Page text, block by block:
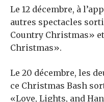
Le 12 décembre, à
autres spectacles
Country Christmas»
Christmas».
Le 20 décembre, les
ce Christmas Bash
«Love, Lights, and